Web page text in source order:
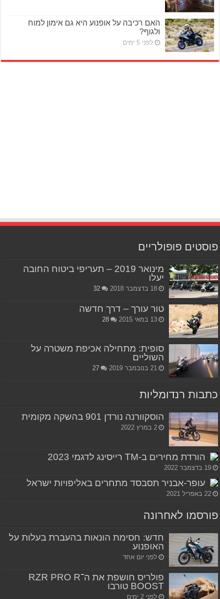
האם רכיבה על אופנוע היא גם אימון למוח
ולגוף?
לפני 5 ימים
פוסטים פופולריים
מינואר 2019 – תעריפי ביטוח החובה
יעלו
18 בדצמבר 2018 32
טור עורך – דרך חדשה
13 במאי 2015 28
סופית: מתחילה אכיפת משטרה על
השוליים
21 בנובמבר 2019 27
כתבות רנדומליות
הוסקוורנה נורדן 901 בהשקה מקומית
2 במרץ 2022
הורדת מחירים ב-TM רייסינג לדגמי 2023
19 בדצמבר 2022
עופר-אבניר תסבסד מתחרים באליפויות ישראל
22 באפריל 2021
פורסמו לאחרונה
חדש: חסימת הונאות בהעברת בעלות על
האופנוע
לפני יום אחד
פולריס חושפת את ה־RZR PRO R
BOOST טורבו
לפני 2 ימים